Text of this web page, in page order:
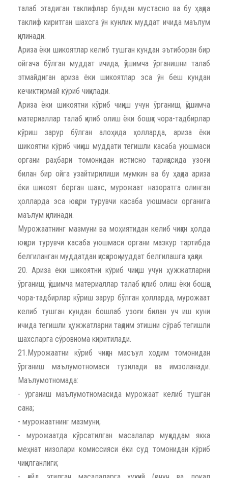
талаб этадиган таклифлар бундан мустасно ва бу ҳақда
таклиф киритган шахсга ўн кунлик муддат ичида маълум
қилинади.
Ариза ёки шикоятлар келиб тушган кундан эътиборан бир
ойгача бўлган муддат ичида, қўшимча ўрганишни талаб
этмайдиган ариза ёки шикоятлар эса ўн беш кундан
кечиктирмай кўриб чиқилади.
Ариза ёки шикоятни кўриб чиқиш учун ўрганиш, қўшимча
материаллар талаб қилиб олиш ёки бошқа чора-тадбирлар
кўриш зарур бўлган алоҳида ҳолларда, ариза ёки
шикоятни кўриб чиқиш муддати тегишли касаба уюшмаси
органи раҳбари томонидан истисно тариқасида узоғи
билан бир ойга узайтирилиши мумкин ва бу ҳақда ариза
ёки шикоят берган шахс, мурожаат назоратга олинган
ҳолларда эса юқори турувчи касаба уюшмаси органига
маълум қилинади.
Мурожаатнинг мазмуни ва моҳиятидан келиб чиққан ҳолда
юқори турувчи касаба уюшмаси органи мазкур тартибда
белгиланган муддатдан қисқароқ муддат белгилашга ҳақли.
20. Ариза ёки шикоятни кўриб чиқиш учун ҳужжатларни
ўрганиш, қўшимча материаллар талаб қилиб олиш ёки бошқа
чора-тадбирлар кўриш зарур бўлган ҳолларда, мурожаат
келиб тушган кундан бошлаб узоғи билан уч иш куни
ичида тегишли ҳужжатларни тақдим этишни сўраб тегишли
шахсларга сўровнома киритилади.
21.Мурожаатни кўриб чиққан масъул ходим томонидан
ўрганиш маълумотномаси тузилади ва имзоланади.
Маълумотномада:
- ўрганиш маълумотномасида мурожаат келиб тушган
сана;
- мурожаатнинг мазмуни;
- мурожаатда кўрсатилган масалалар муқаддам якка
меҳнат низолари комиссияси ёки суд томонидан кўриб
чиқилганлиги;